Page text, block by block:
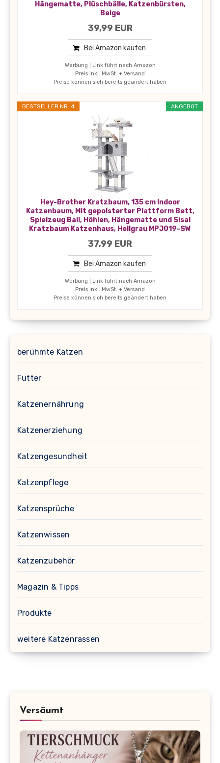
Hängematte, Plüschbälle, Katzenbürsten,
Beige
39,99 EUR
Bei Amazon kaufen
Werbung | Link führt nach Amazon
Preis inkl. MwSt. + Versand
Preise können sich bereits geändert haben
ANGEBOT
BESTSELLER NR. 4
Hey-Brother Kratzbaum, 135 cm Indoor
Katzenbaum, Mit gepolsterter Plattform Bett,
Spielzeug Ball, Höhlen, Hängematte und Sisal
Kratzbaum Katzenhaus, Hellgrau MPJ019-SW
37,99 EUR
Bei Amazon kaufen
Werbung | Link führt nach Amazon
Preis inkl. MwSt. + Versand
Preise können sich bereits geändert haben
berühmte Katzen
Futter
Katzenernährung
Katzenerziehung
Katzengesundheit
Katzenpflege
Katzensprüche
Katzenwissen
Katzenzubehör
Magazin & Tipps
Produkte
weitere Katzenrassen
Versäumt